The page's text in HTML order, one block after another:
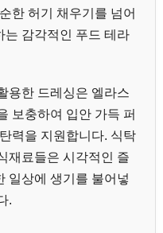
한 허기 채우기를 넘어
는 감각적인 푸드 테라
용한 드레싱은 엘라스
보충하여 입안 가득 퍼
력을 지원합니다. 식탁
재료들은 시각적인 즐
일상에 생기를 불어넣
.